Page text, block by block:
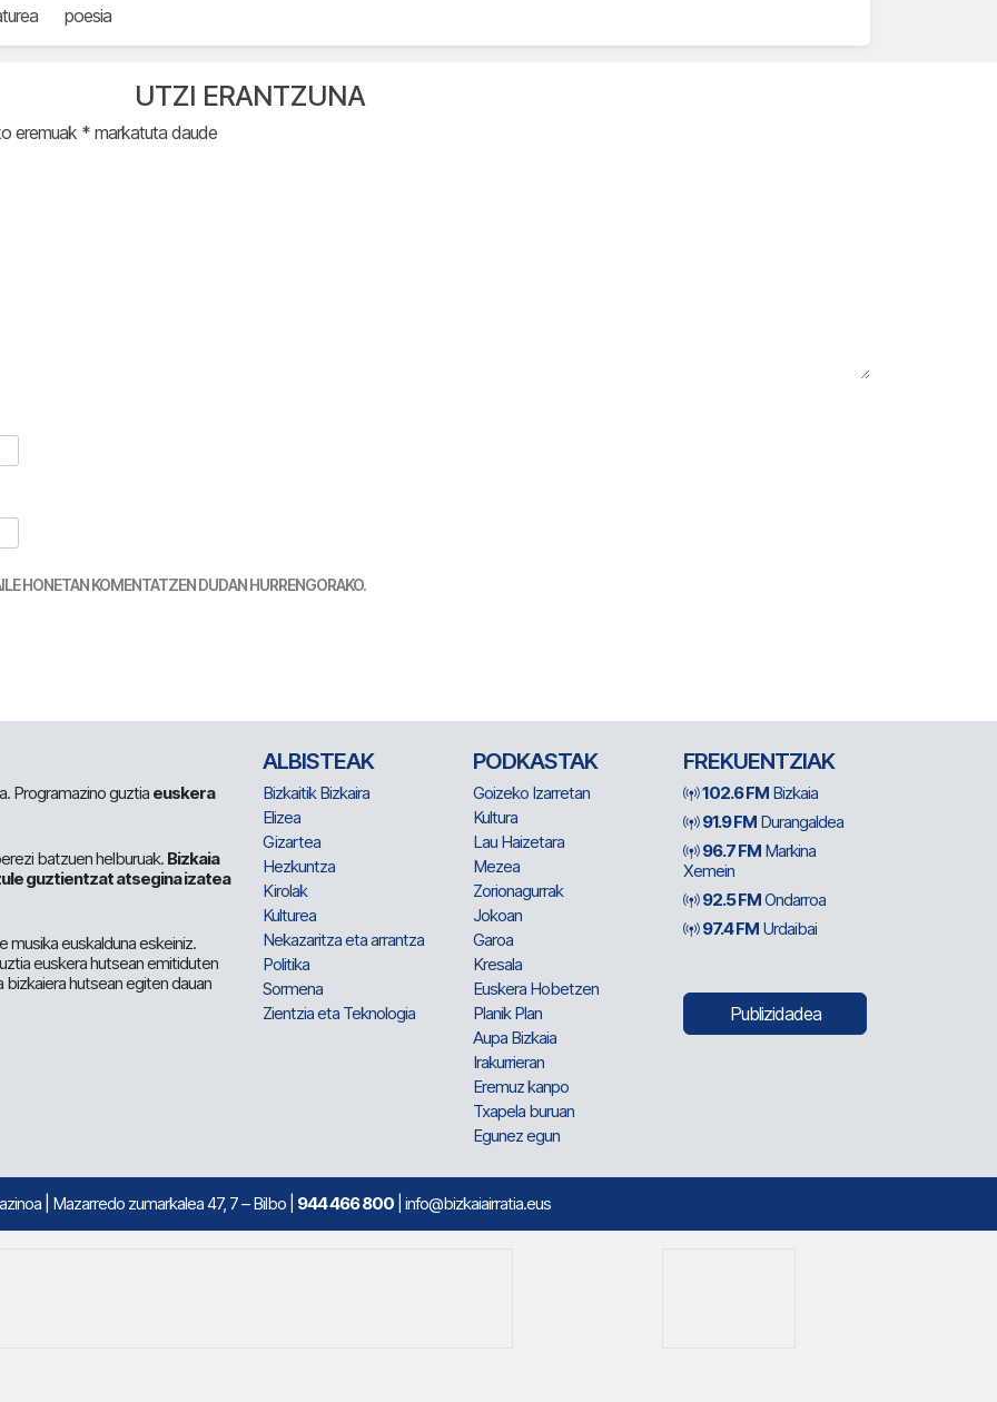
poesia
UTZI ERANTZUNA
eremuak * markatuta daude
HONETAN KOMENTATZEN DUDAN HURRENGORAKO.
Programazino guztia euskera
batzuen helburuak. Bizkaia
guztientzat atsegina izatea
euskalduna eskeiniz.
euskera hutsean emitiduten
hutsean egiten dauan
ALBISTEAK
Bizkaitik Bizkaira
Elizea
Gizartea
Hezkuntza
Kirolak
Kulturea
Nekazaritza eta arrantza
Politika
Sormena
Zientzia eta Teknologia
PODKASTAK
Goizeko Izarretan
Kultura
Lau Haizetara
Mezea
Zorionagurrak
Jokoan
Garoa
Kresala
Euskera Hobetzen
Planik Plan
Aupa Bizkaia
Irakurrieran
Eremuz kanpo
Txapela buruan
Egunez egun
FREKUENTZIAK
102.6 FM Bizkaia
91.9 FM Durangaldea
96.7 FM Markina
Xemein
92.5 FMOndarroa
97.4 FM Urdaibai
Publizidadea
| Mazarredo zumarkalea 47, 7 – Bilbo | 944 466 800 | info@bizkaiairratia.eus